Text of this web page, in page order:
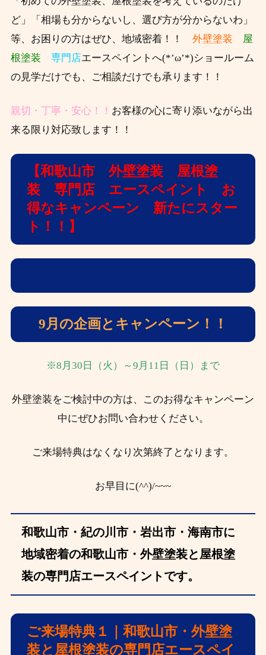
ど」「相場も分からないし、選び方が分からないわ」
等、お困りの方はぜひ、 地域密着！！ 外壁塗装
屋
根塗装
専門店エースペイントへ(*’ω’*)ショールーム
の見学だけでも、ご相談だけでも承ります！！
親切・丁寧・安心！！ お客様の心に寄り添いながら出
来る限り対応致します！！
【和歌山市 外壁塗装 屋根塗
装 専門店 エースペイント お
得なキャンペーン 新たにスター
ト！！】
9月の企画とキャンペーン！！
※8月30日（火）～9月11日（日）まで
外壁塗装をご検討中の方は、このお得なキャンペーン
中にぜひお問い合わせください。
ご来場特典はなくなり次第終了となります。
お早目に(^^)/~~~
和歌山市・紀の川市・岩出市・海南市に
地域密着の和歌山市・外壁塗装と屋根塗
装の専門店エースペイントです。
ご来場特典１｜和歌山市・外壁塗
装と屋根塗装の専門店エースペイ